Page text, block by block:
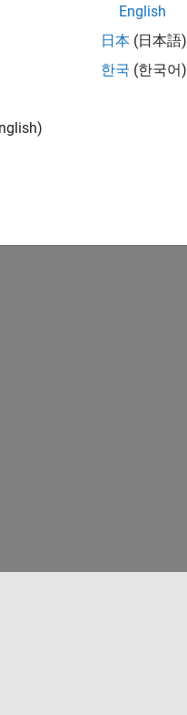
English
日本 (日本語)
한국 (한국어)